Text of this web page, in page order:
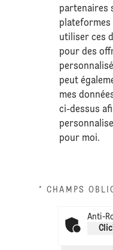
partenaires
plateformes
utiliser ces
pour des
peut
mes
ci-dessus
pour moi.
* CHAMPS
Anti-